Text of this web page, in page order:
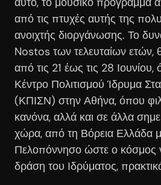
από τις πτυχές αυτής της
ανοιχτής διοργάνωσης. Το
Nostos των τελευταίων ετών,
από τις 21 έως τις 28 Ιουνίου,
Κέντρο Πολιτισμού Ίδρυμα
(ΚΠΙΣΝ) στην Αθήνα, όπου
κανόνα, αλλά και σε άλλα
χώρα, από τη Βόρεια Ελλάδα
Πελοπόννησο ώστε ο κόσμος
δράση του Ιδρύματος,